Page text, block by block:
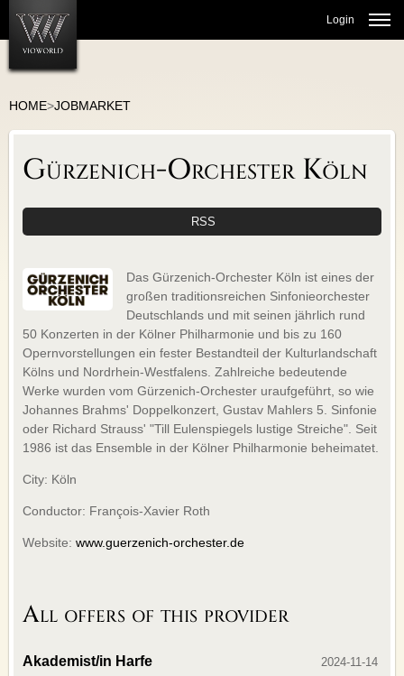
Login
JOBMARKET
ORCHESTRAS
THEATER JOBS
CHOIR/VOCAL
TEACHING
MARKETPLACE
COMMUNITY
FACEBOOK
TWITTER
YOUTUBE
SERVICE
OUR SERVICE
IMPRINT
DATENSCHUTZERKLÄRUNG
HOME>JOBMARKET
Gürzenich-Orchester Köln
RSS
Das Gürzenich-Orchester Köln ist eines der
großen traditionsreichen Sinfonieorchester
Deutschlands und mit seinen jährlich rund
50 Konzerten in der Kölner Philharmonie und bis zu 160
Opernvorstellungen ein fester Bestandteil der Kulturlandschaft
Kölns und Nordrhein-Westfalens. Zahlreiche bedeutende
Werke wurden vom Gürzenich-Orchester uraufgeführt, so wie
Johannes Brahms' Doppelkonzert, Gustav Mahlers 5. Sinfonie
oder Richard Strauss' "Till Eulenspiegels lustige Streiche". Seit
1986 ist das Ensemble in der Kölner Philharmonie beheimatet.
City: Köln
Conductor: François-Xavier Roth
Website: www.guerzenich-orchester.de
All offers of this provider
Akademist/in Harfe 2024-11-14